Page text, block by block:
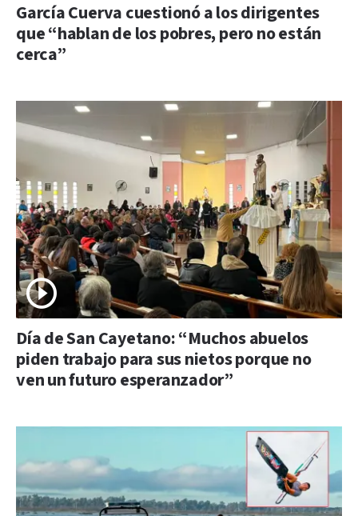
García Cuerva cuestionó a los dirigentes
que “hablan de los pobres, pero no están
cerca”
Día de San Cayetano: “Muchos abuelos
piden trabajo para sus nietos porque no
ven un futuro esperanzador”